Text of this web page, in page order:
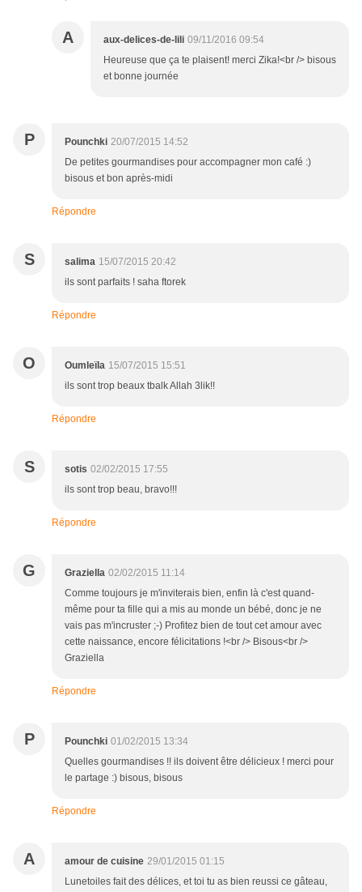
A aux-delices-de-lili 09/11/2016 09:54
Heureuse que ça te plaisent! merci Zika!<br /> bisous
et bonne journée
P Pounchki 20/07/2015 14:52
De petites gourmandises pour accompagner mon café :)
bisous et bon après-midi
Répondre
S salima 15/07/2015 20:42
ils sont parfaits ! saha ftorek
Répondre
O Oumleïla 15/07/2015 15:51
ils sont trop beaux tbalk Allah 3lik!!
Répondre
S sotis 02/02/2015 17:55
ils sont trop beau, bravo!!!
Répondre
G Graziella 02/02/2015 11:14
Comme toujours je m'inviterais bien, enfin là c'est quand-
même pour ta fille qui a mis au monde un bébé, donc je ne
vais pas m'incruster ;-) Profitez bien de tout cet amour avec
cette naissance, encore félicitations !<br /> Bisous<br />
Graziella
Répondre
P Pounchki 01/02/2015 13:34
Quelles gourmandises !! ils doivent être délicieux ! merci pour
le partage :) bisous, bisous
Répondre
A amour de cuisine 29/01/2015 01:15
Lunetoiles fait des délices, et toi tu as bien reussi ce gâteau,